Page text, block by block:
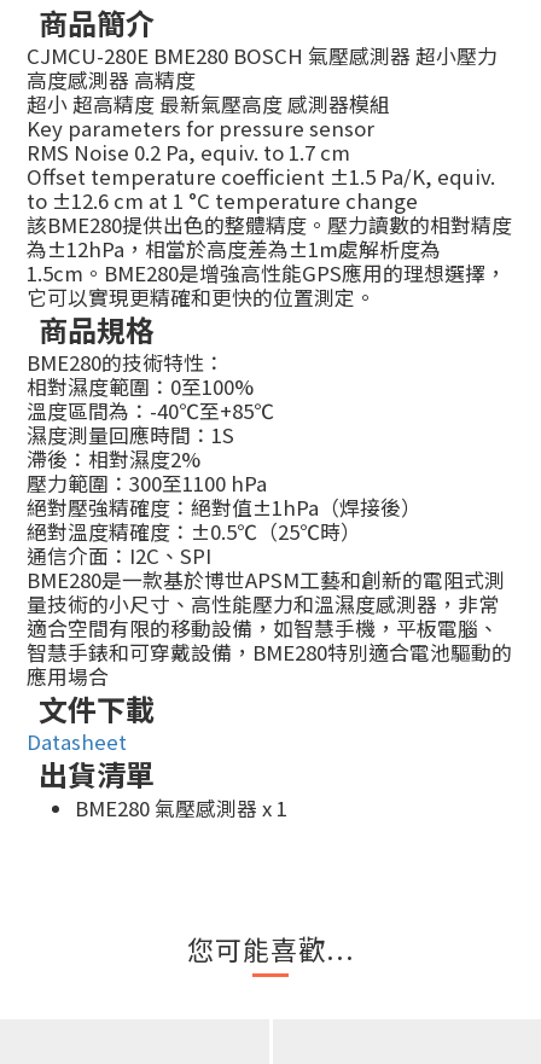
商品簡介
CJMCU-280E BME280 BOSCH 氣壓感測器 超小壓力
高度感測器 高精度
超小 超高精度 最新氣壓高度 感測器模組
Key parameters for pressure sensor
RMS Noise 0.2 Pa, equiv. to 1.7 cm
Offset temperature coefficient ±1.5 Pa/K, equiv.
to ±12.6 cm at 1 °C temperature change
該BME280提供出色的整體精度。壓力讀數的相對精度
為±12hPa，相當於高度差為±1m處解析度為
1.5cm。BME280是增強高性能GPS應用的理想選擇，
它可以實現更精確和更快的位置測定。
商品規格
BME280的技術特性：
相對濕度範圍：0至100%
溫度區間為：-40℃至+85℃
濕度測量回應時間：1S
滯後：相對濕度2%
壓力範圍：300至1100 hPa
絕對壓強精確度：絕對值±1hPa（焊接後）
絕對溫度精確度：±0.5℃（25℃時）
通信介面：I2C、SPI
BME280是一款基於博世APSM工藝和創新的電阻式測
量技術的小尺寸、高性能壓力和溫濕度感測器，非常
適合空間有限的移動設備，如智慧手機，平板電腦、
智慧手錶和可穿戴設備，BME280特別適合電池驅動的
應用場合
文件下載
Datasheet
出貨清單
BME280 氣壓感測器 x 1
您可能喜歡...